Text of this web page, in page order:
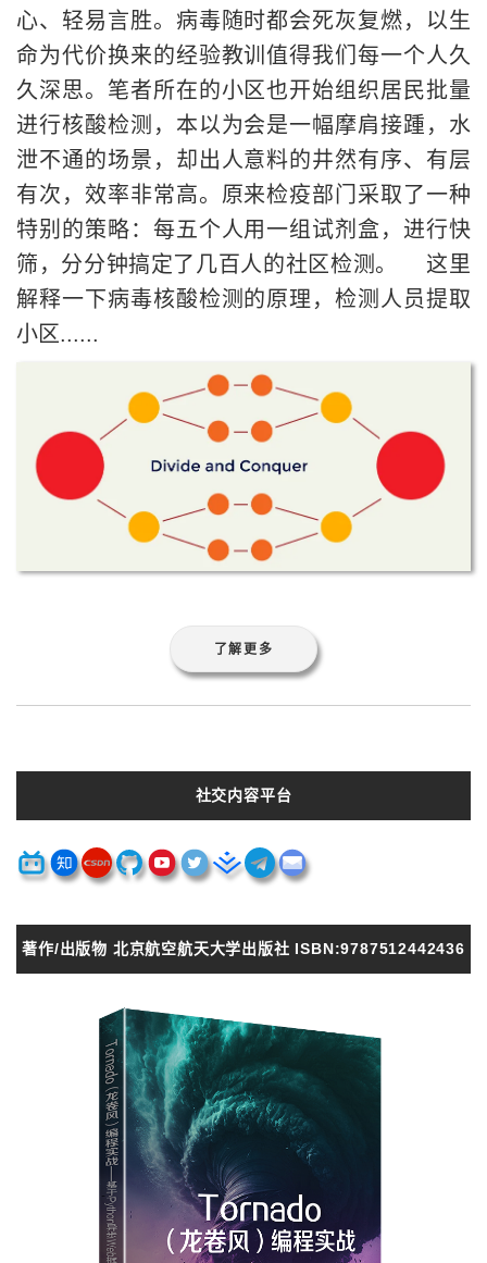
心、轻易言胜。病毒随时都会死灰复燃，以生
命为代价换来的经验教训值得我们每一个人久
久深思。笔者所在的小区也开始组织居民批量
进行核酸检测，本以为会是一幅摩肩接踵，水
泄不通的场景，却出人意料的井然有序、有层
有次，效率非常高。原来检疫部门采取了一种
特别的策略：每五个人用一组试剂盒，进行快
筛，分分钟搞定了几百人的社区检测。 这里
解释一下病毒核酸检测的原理，检测人员提取
小区......
了解更多
社交内容平台
著作/出版物 北京航空航天大学出版社 ISBN:9787512442436